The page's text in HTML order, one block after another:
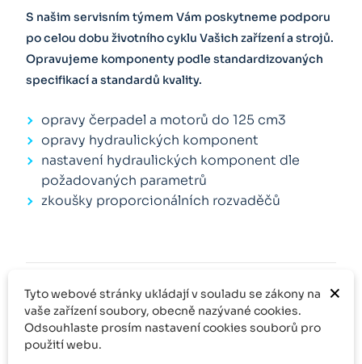
S našim servisním týmem Vám poskytneme podporu
po celou dobu životního cyklu Vašich zařízení a strojů.
Opravujeme komponenty podle standardizovaných
specifikací a standardů kvality.
opravy čerpadel a motorů do 125 cm3
opravy hydraulických komponent
nastavení hydraulických komponent dle
požadovaných parametrů
zkoušky proporcionálních rozvaděčů
Jsmecertifikovaným partneremspolečnosti
BOSCH REXROTH. Máme to! Pomůžeme vám
najít ten správný díl, který jste hledali celé
×
Tyto webové stránky ukládají v souladu se zákony na
vaše zařízení soubory, obecně nazývané cookies.
Odsouhlaste prosím nastavení cookies souborů pro
použití webu.